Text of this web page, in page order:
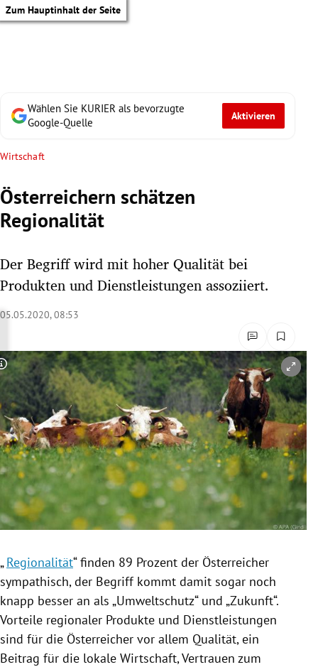
Zum Hauptinhalt der Seite
Untermenü
Untermenü
Untermenü
Untermenü
Untermenü
Untermenü
Untermenü
Wählen Sie KURIER als bevorzugte
Google-Quelle
Aktivieren
Wirtschaft
Österreichern schätzen
Regionalität
Der Begriff wird mit hoher Qualität bei
Produkten und Dienstleistungen assoziiert.
05.05.2020, 08:53
Copyright-Hinweis öffnen/schließen
„ Regionalität“ finden 89 Prozent der Österreicher
sympathisch, der Begriffkommt damit sogar noch
knapp besser an als „Umweltschutz“ und „Zukunft“.
Vorteile regionaler Produkte und Dienstleistungen
sind für die Österreicher vor allem Qualität, ein
Beitrag für die lokale Wirtschaft, Vertrauen zum